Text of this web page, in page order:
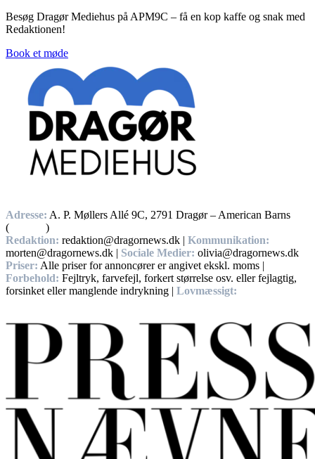
Besøg Dragør Mediehus på APM9C – få en kop kaffe og snak med
Redaktionen!
Book et møde
Adresse: A. P. Møllers Allé 9C, 2791 Dragør – American Barns
(
)
Redaktion: redaktion@dragornews.dk | Kommunikation:
morten@dragornews.dk | Sociale Medier: olivia@dragornews.dk
Priser: Alle priser for annoncører er angivet ekskl. moms |
Forbehold: Fejltryk, farvefejl, forkert størrelse osv. eller fejlagtig,
forsinket eller manglende indrykning | Lovmæssigt: